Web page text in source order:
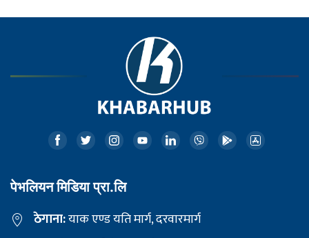
पेभलियन मिडिया प्रा.लि
ठेगाना:याक एण्ड यति मार्ग, दरवारमार्ग